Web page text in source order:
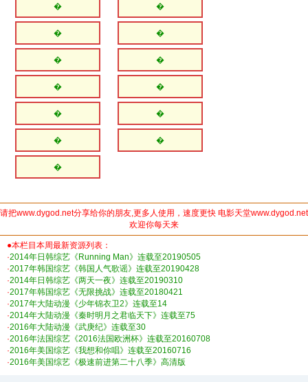
� �
� �
� �
� �
� �
� �
�
请把www.dygod.net分享给你的朋友,更多人使用，速度更快 电影天堂www.dygod.net
欢迎你每天来
●本栏目本周最新资源列表：
·2014年日韩综艺《Running Man》连载至20190505
·2017年韩国综艺《韩国人气歌谣》连载至20190428
·2014年日韩综艺《两天一夜》连载至20190310
·2017年韩国综艺《无限挑战》连载至20180421
·2017年大陆动漫《少年锦衣卫2》连载至14
·2014年大陆动漫《秦时明月之君临天下》连载至75
·2016年大陆动漫《武庚纪》连载至30
·2016年法国综艺《2016法国欧洲杯》连载至20160708
·2016年美国综艺《我想和你唱》连载至20160716
·2016年美国综艺《极速前进第二十八季》高清版